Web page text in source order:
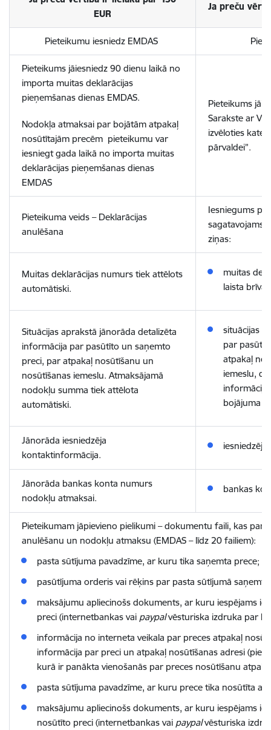
EUR
Ja preču
Pieteikumu iesniedz EMDAS
Pieteikums jāiesniedz 90 dienu laikā no
importa muitas deklarācijas
pieņemšanas dienas EMDAS.
Nodokļa atmaksai par bojātām atpakaļ
nosūtītajām precēm pieteikumu var
iesniegt gada laikā no importa muitas
deklarācijas pieņemšanas dienas
EMDAS
Pieteikums
Sarakste ar
izvēloties
pārvaldei”.
Pieteikuma veids – Deklarācijas
anulēšana
Iesniegums
sagatavojams
ziņas:
Muitas deklarācijas numurs tiek attēlots
automātiski.
muitas
laista brīvā
Situācijas aprakstā jānorāda detalizēta
informācija par pasūtīto un saņemto
preci, par atpakaļ nosūtīšanu un
nosūtīšanas iemeslu. Atmaksājamā
nodokļu summa tiek attēlota
automātiski.
situācijas
par
atpakaļ
iemeslu,
bojājuma
Jānorāda iesniedzēja
kontaktinformācija.
Jānorāda bankas konta numurs
nodokļu atmaksai.
bankas
Pieteikumam jāpievieno pielikumi – dokumentu faili, kas
anulēšanu un nodokļu atmaksu (EMDAS – līdz 20 failiem):
pasta sūtījuma pavadzīme, ar kuru tika saņemta prece;
pasūtījuma orderis vai rēķins par pasta sūtījumā
maksājumu apliecinošs dokuments, ar kuru iespējams
preci (internetbankas vai paypalvēsturiska izdruka par
informācija no interneta veikala par preces atpakaļ
informācija par preci un atpakaļ nosūtīšanas adresi
kurā ir panākta vienošanās par preces nosūtīšanu
pasta sūtījuma pavadzīme, ar kuru prece tika nosūtīta
maksājumu apliecinošs dokuments, ar kuru iespējams
nosūtīto preci (internetbankas vai paypalvēsturiska